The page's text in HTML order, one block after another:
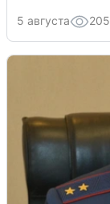
5 августа 205